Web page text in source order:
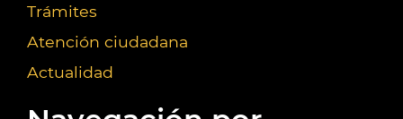
Trámites
Atención ciudadana
Actualidad